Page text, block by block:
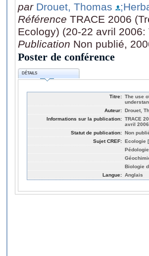
par Drouet, Thomas
Référence TRACE 2006
Ecology) (20-22 avril
Publication Non publié,
Poster de conférence
DÉTAILS
Titre: The use
Auteur: Drouet,
Informations sur la publication: TRACE
avril
Statut de publication: Non
Sujet CREF: Ecologie
Pédologie
Biologie
Langue: Anglais